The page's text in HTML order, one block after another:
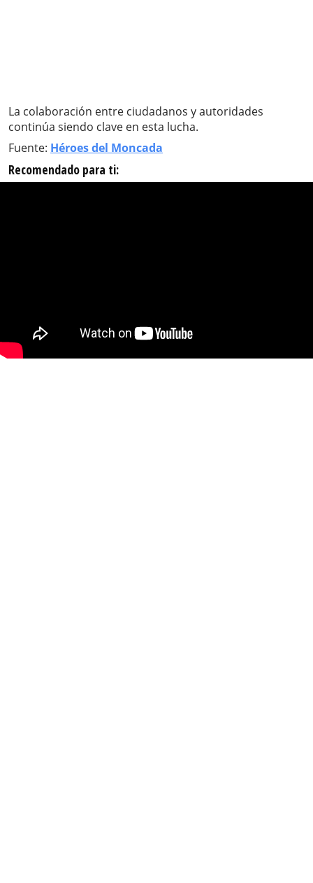
La colaboración entre ciudadanos y autoridades
continúa siendo clave en esta lucha.
Fuente: Héroes del Moncada
Recomendado para ti: